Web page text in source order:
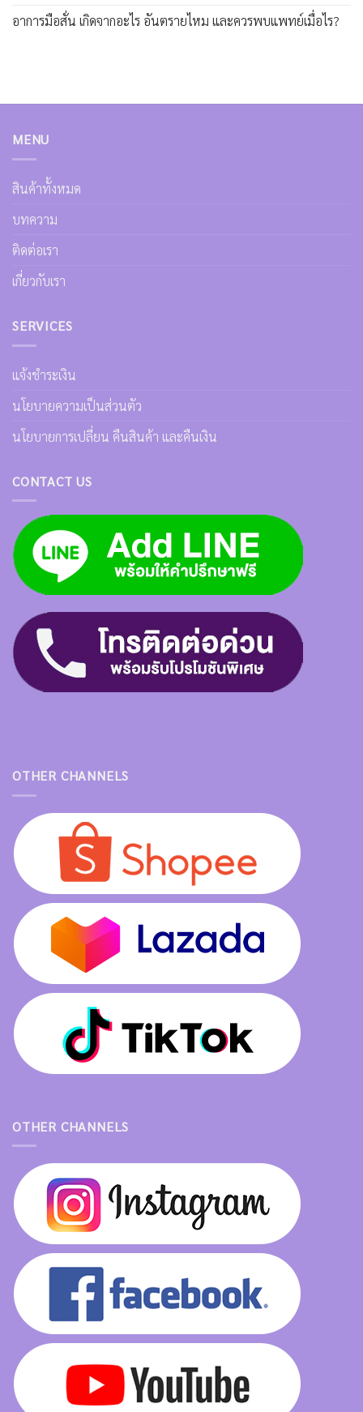
อาการมือสั่น เกิดจากอะไร อันตรายไหม และควรพบแพทย์เมื่อไร?
MENU
สินค้าทั้งหมด
บทความ
ติดต่อเรา
เกี่ยวกับเรา
SERVICES
แจ้งชำระเงิน
นโยบายความเป็นส่วนตัว
นโยบายการเปลี่ยน คืนสินค้า และคืนเงิน
CONTACT US
OTHER CHANNELS
OTHER CHANNELS